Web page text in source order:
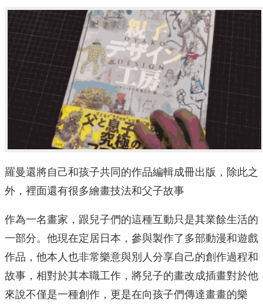
羅曼還將自己和孩子共同的作品編輯成冊出版，除此之
外，裡面還有很多繪畫技法和父子故事
作為一名畫家，跟兒子們的這種互動只是其業餘生活的
一部分。他現在定居日本，參與製作了多部動漫和遊戲
作品，他本人也非常樂意與別人分享自己的創作過程和
故事，相對於其本職工作，將兒子的畫改成插畫對於他
來說不僅是一種創作，更是在向孩子們傳達畫畫的樂